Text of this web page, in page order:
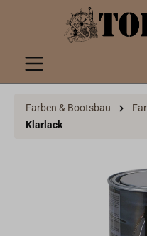
springen
Farben & Bootsbau
Klarlack